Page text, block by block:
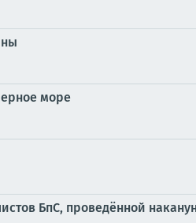
море
БпС, проведённой